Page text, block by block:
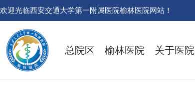
欢迎光临西安交通大学第一附属医院榆林医院网站！
总院区 榆林医院 关于医院